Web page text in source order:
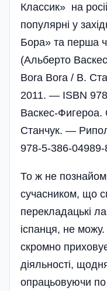
Классик» на
популярні у
Бора» та перша
(Альберто
Bora Bora / В.
2011. — ISBN
Васкес-
Станчук. —
978-5-386-04989-
То ж не
сучасником, що
перекладацькі
іспанця, не
скромно
діяльності,
опрацьовуючи по